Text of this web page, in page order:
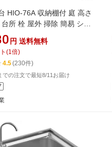
HIO-76A 収納棚付 庭 高さ
所 栓 屋外 掃除 簡易 シン
け ホース 蛇口付 高さ調節
務用 簡単 おしゃれ 業務用シ
ンシンク
円 送料無料
(1倍)
4.5(230件)
での注文で最短8/11お届け